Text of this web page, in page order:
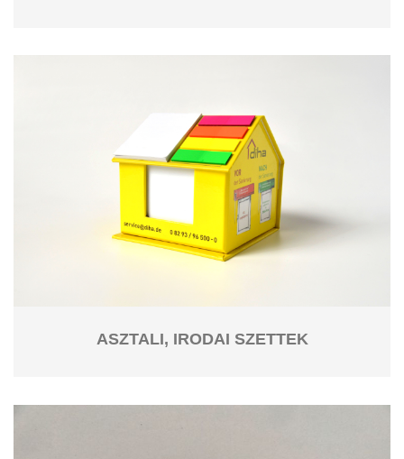
ASZTALI, IRODAI SZETTEK